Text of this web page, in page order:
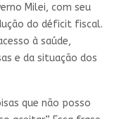
Milei, com seu
do déficit fiscal.
à saúde,
e da situação dos
que não posso